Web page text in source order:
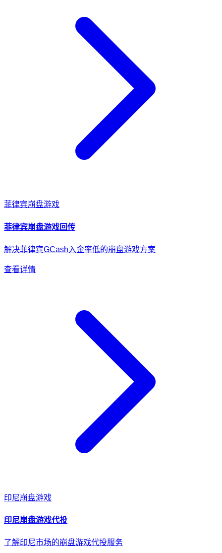
菲律宾崩盘游戏
菲律宾崩盘游戏回传
解决菲律宾GCash入金率低的崩盘游戏方案
查看详情
印尼崩盘游戏
印尼崩盘游戏代投
了解印尼市场的崩盘游戏代投服务